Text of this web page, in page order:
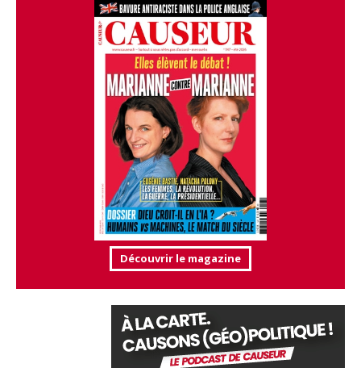
Découvrir le magazine